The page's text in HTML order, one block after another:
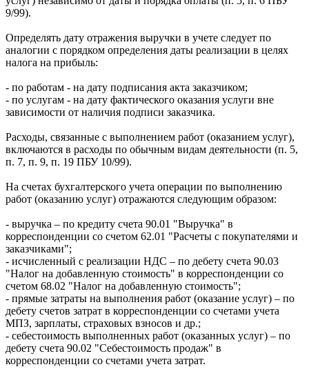
9/99).
Определять дату отражения выручки в учете следует по
аналогии с порядком определения даты реализации в целях
налога на прибыль:
- по работам - на дату подписания акта заказчиком;
- по услугам - на дату фактического оказания услуги вне
зависимости от наличия подписи заказчика.
Расходы, связанные с выполнением работ (оказанием услуг),
включаются в расходы по обычным видам деятельности (п. 5,
п. 7, п. 9, п. 19 ПБУ 10/99).
На счетах бухгалтерского учета операции по выполнению
работ (оказанию услуг) отражаются следующим образом:
- выручка – по кредиту счета 90.01 "Выручка" в
корреспонденции со счетом 62.01 "Расчеты с покупателями и
заказчиками";
- исчисленный с реализации НДС – по дебету счета 90.03
"Налог на добавленную стоимость" в корреспонденции со
счетом 68.02 "Налог на добавленную стоимость";
- прямые затраты на выполнения работ (оказание услуг) – по
дебету счетов затрат в корреспонденции со счетами учета
МПЗ, зарплаты, страховых взносов и др.;
- себестоимость выполненных работ (оказанных услуг) – по
дебету счета 90.02 "Себестоимость продаж" в
корреспонденции со счетами учета затрат.